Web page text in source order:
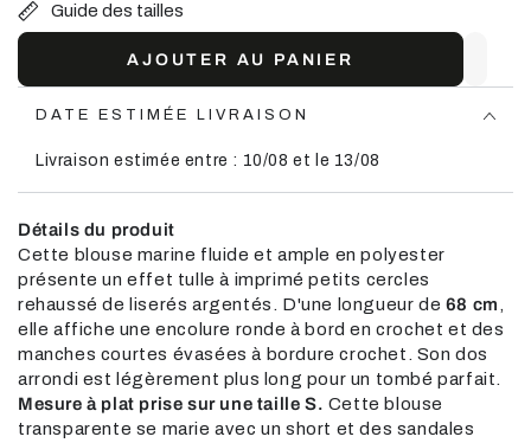
indisponible
Guide des tailles
AJOUTER AU PANIER
DATE ESTIMÉE LIVRAISON
Livraison estimée entre : 10/08 et le 13/08
Détails du produit
Cette blouse marine fluide et ample en polyester
présente un effet tulle à imprimé petits cercles
rehaussé de liserés argentés. D'une longueur de 68 cm,
elle affiche une encolure ronde à bord en crochet et des
manches courtes évasées à bordure crochet. Son dos
arrondi est légèrement plus long pour un tombé parfait.
Mesure à plat prise sur une taille S. Cette blouse
transparente se marie avec un short et des sandales